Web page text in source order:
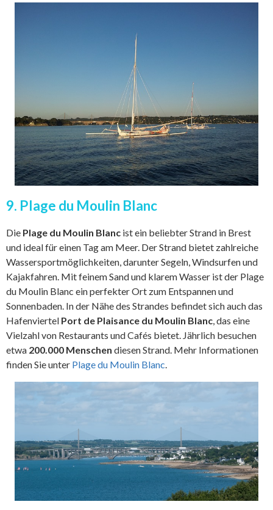
9. Plage du Moulin Blanc
Die Plage du Moulin Blanc ist ein beliebter Strand in Brest
und ideal für einen Tag am Meer. Der Strand bietet zahlreiche
Wassersportmöglichkeiten, darunter Segeln, Windsurfen und
Kajakfahren. Mit feinem Sand und klarem Wasser ist der Plage
du Moulin Blanc ein perfekter Ort zum Entspannen und
Sonnenbaden. In der Nähe des Strandes befindet sich auch das
Hafenviertel Port de Plaisance du Moulin Blanc, das eine
Vielzahl von Restaurants und Cafés bietet. Jährlich besuchen
etwa 200.000 Menschen diesen Strand. Mehr Informationen
finden Sie unter Plage du Moulin Blanc.